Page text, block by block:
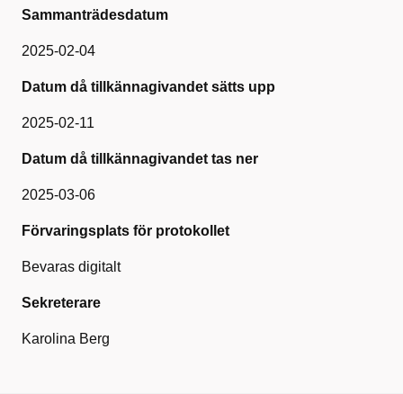
Sammanträdesdatum
2025-02-04
Datum då tillkännagivandet sätts upp
2025-02-11
Datum då tillkännagivandet tas ner
2025-03-06
Förvaringsplats för protokollet
Bevaras digitalt
Sekreterare
Karolina Berg